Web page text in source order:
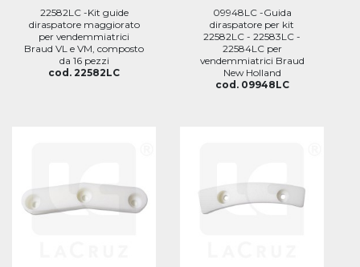
22582LC -Kit guide
diraspatore maggiorato
per vendemmiatrici
Braud VL e VM, composto
da 16 pezzi
cod. 22582LC
09948LC -Guida
diraspatore per kit
22582LC - 22583LC -
22584LC per
vendemmiatrici Braud
New Holland
cod. 09948LC